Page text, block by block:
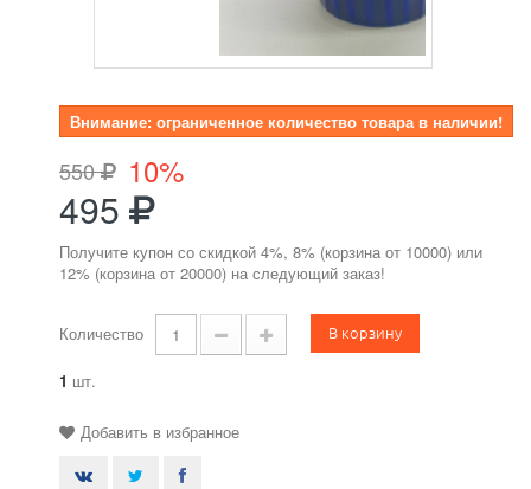
Внимание: ограниченное количество товара в наличии!
550 10%
495
Получите купон со скидкой 4%, 8% (корзина от 10000) или
12% (корзина от 20000) на следующий заказ!
Количество В корзину
1 шт.
Добавить в избранное